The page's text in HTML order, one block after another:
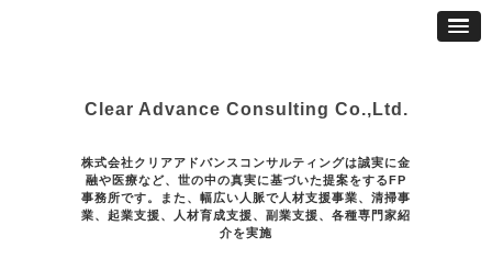
Clear Advance Consulting Co.,Ltd.
株式会社クリアアドバンスコンサルティングは誠実に金
融や医療など、世の中の真実に基づいた提案をするFP
事務所です。また、幅広い人脈で人材支援事業、清掃事
業、起業支援、人材育成支援、副業支援、各種専門家紹
介を実施